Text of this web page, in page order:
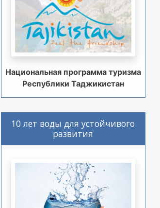
Национальная программа туризма
Республики Таджикистан
10 лет воды для устойчивого
развития